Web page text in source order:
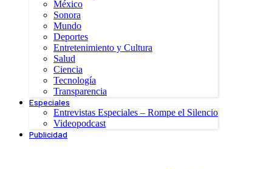
México
Sonora
Mundo
Deportes
Entretenimiento y Cultura
Salud
Ciencia
Tecnología
Transparencia
Especiales
Entrevistas Especiales – Rompe el Silencio
Videopodcast
Publicidad